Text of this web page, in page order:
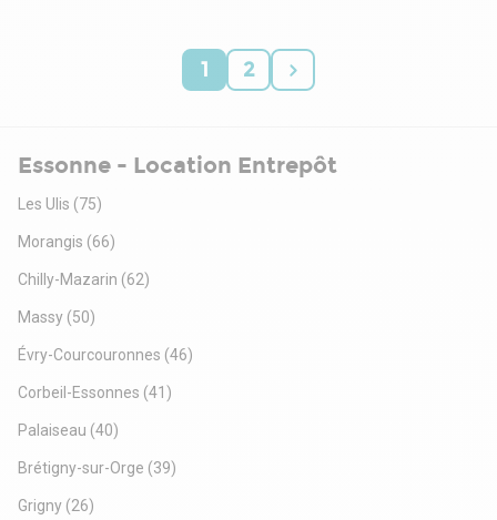
1 2
Essonne - Location Entrepôt
Les Ulis (75)
Morangis (66)
Chilly-Mazarin (62)
Massy (50)
Évry-Courcouronnes (46)
Corbeil-Essonnes (41)
Palaiseau (40)
Brétigny-sur-Orge (39)
Grigny (26)